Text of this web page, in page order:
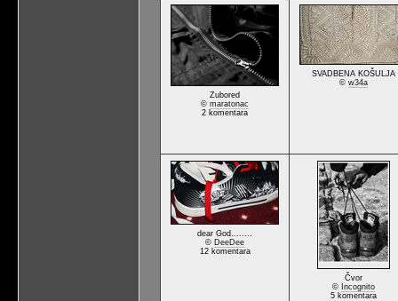
Zubored
© maratonac
2 komentara
SVADBENA KOŠULJA
© w34a
dear God........
© DeeDee
12 komentara
Čvor
© Incognito
5 komentara